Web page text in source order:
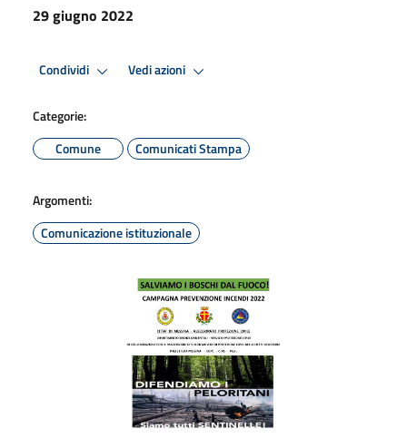
29 giugno 2022
Condividi Vedi azioni
Categorie:
Comune
Comunicati Stampa
Argomenti:
Comunicazione istituzionale